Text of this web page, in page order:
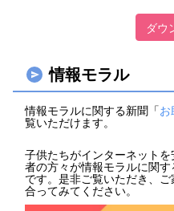
ダウ
情報モラル
情報モラルに関する新聞「
覧いただけます。
子供たちがインターネット
者の方々が情報モラルに関
です。是非ご覧いただき、
合ってみてください。